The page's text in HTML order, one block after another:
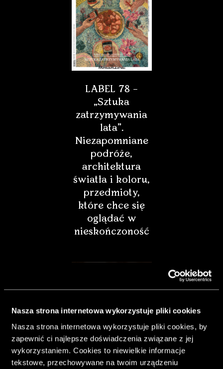
Nasza strona internetowa wykorzystuje pliki cookies
Nasza strona internetowa wykorzystuje pliki cookies, by
zapewnić ci najlepsze doświadczenia związane z jej
wykorzystaniem. Cookies to niewielkie informacje
tekstowe, przechowywane na twoim urządzeniu
LABEL 78 –
„Sztuka
zatrzymywania
lata”.
Niezapomniane
podróże,
architektura
światła i koloru,
przedmioty,
które chce się
oglądać w
nieskończoność